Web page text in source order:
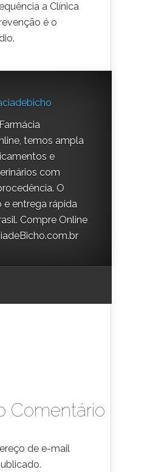
a Clínica
é o
temos ampla
e
com
O
e entrega rápida
Compre Online
Comentário
de e-mail